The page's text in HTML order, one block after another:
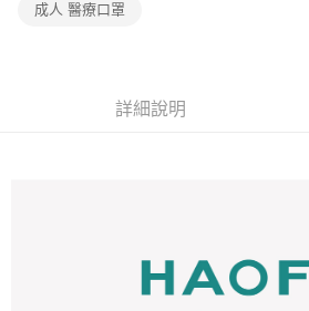
成人 醫療口罩
詳細說明